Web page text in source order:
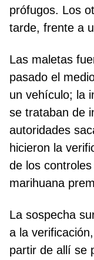
prófugos. Los
tarde, frente a
Las maletas
pasado el
un vehículo; la
se trataban de
autoridades
hicieron la
de los
marihuana
La sospecha
a la
partir de allí se